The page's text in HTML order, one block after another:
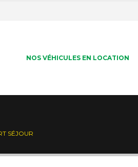
NOS VÉHICULES EN LOCATION
SÉJOUR